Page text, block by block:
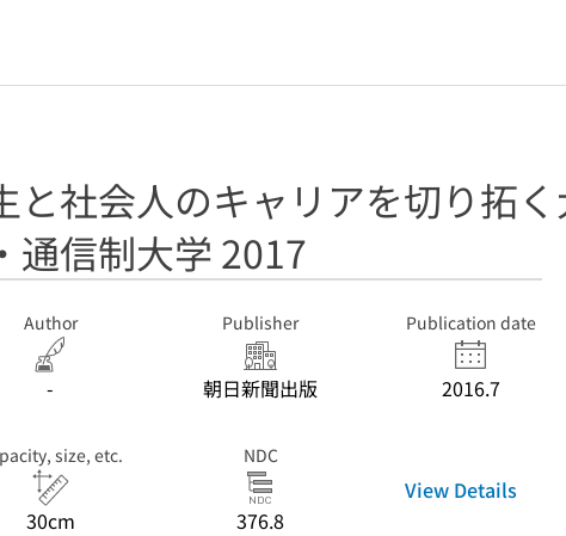
と社会人のキャリアを切り拓
通信制大学 2017
Author
-
Publisher
朝日新聞出版
Publication date
2016.7
size, etc.
30cm
NDC
376.8
View Details